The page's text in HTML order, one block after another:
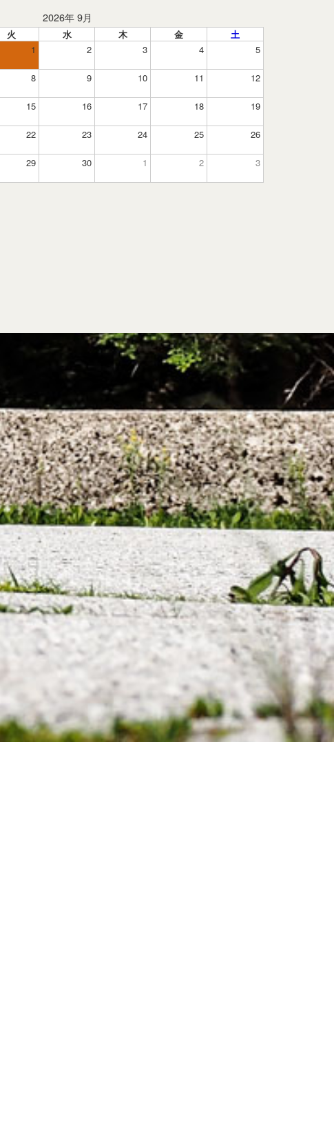
2026年 9月
火 水 木 金
土
1 2 3 4 5
8 9 10 11 12
15 16 17 18 19
22 23 24 25 26
29 30 1 2 3